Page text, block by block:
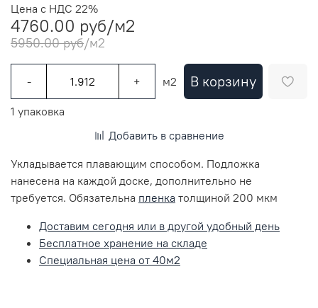
Цена с НДС 22%
4760.00 руб/м2
5950.00 руб/м2
- + м2 В корзину
1 упаковка
Добавить в сравнение
Укладывается плавающим способом. Подложка
нанесена на каждой доске, дополнительно не
требуется. Обязательна пленка толщиной 200 мкм
Доставим сегодня или в другой удобный день
Бесплатное хранение на складе
Специальная цена от 40м2